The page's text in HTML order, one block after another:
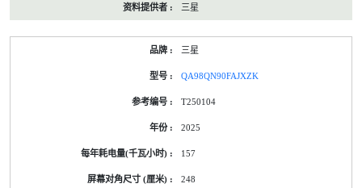
三星
三星
QA98QN90FAJXZK
T250104
2025
157
248